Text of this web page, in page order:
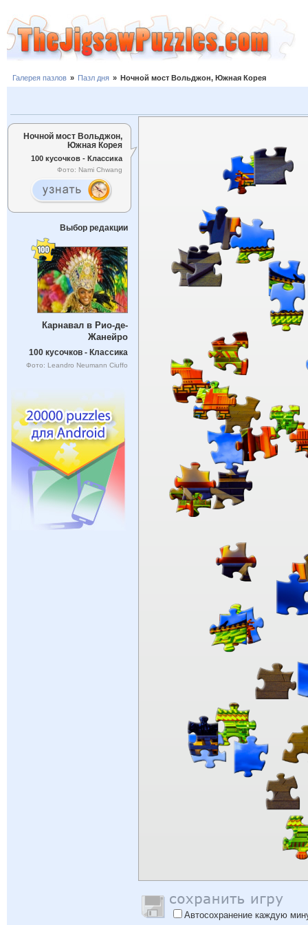
Галерея пазлов » Пазл дня » Ночной мост Вольджон, Южная Корея
Ночной мост Вольджон,
Южная Корея
100 кусочков - Классика
Фото: Nami Chwang
Выбор редакции
Карнавал в Рио-де-
Жанейро
100 кусочков - Классика
Фото: Leandro Neumann Ciuffo
Автосохранение каждую